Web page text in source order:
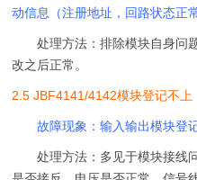
动信息（注册地址，回路状态正
处理方法：排除模块自身问
改之后正常。
2.5 JBF4141/4142模块登记不上
故障现象：输入输出模块登
处理方法：多见于模块接线问